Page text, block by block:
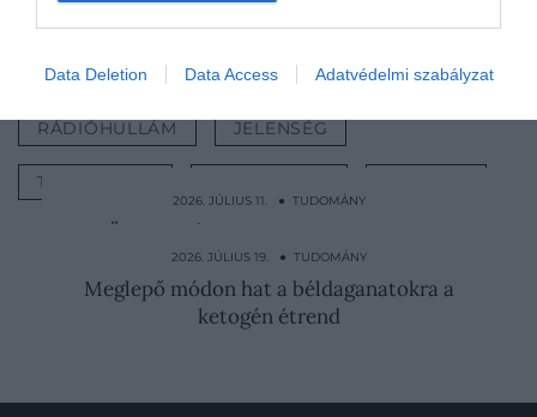
Data Deletion Data Access Adatvédelmi szabályzat
TUDOMÁNY ASZTEROIDA
RÁDIÓHULLÁM JELENSÉG
TANULMÁNY
2026. JÚLIUS 11. ● TUDOMÁNY
Ülőmunkát végzel? Erre a 2 perces
gyakorlatra van szükséged
2026. JÚLIUS 19. ● TUDOMÁNY
Meglepő módon hat a béldaganatokra a
ketogén étrend